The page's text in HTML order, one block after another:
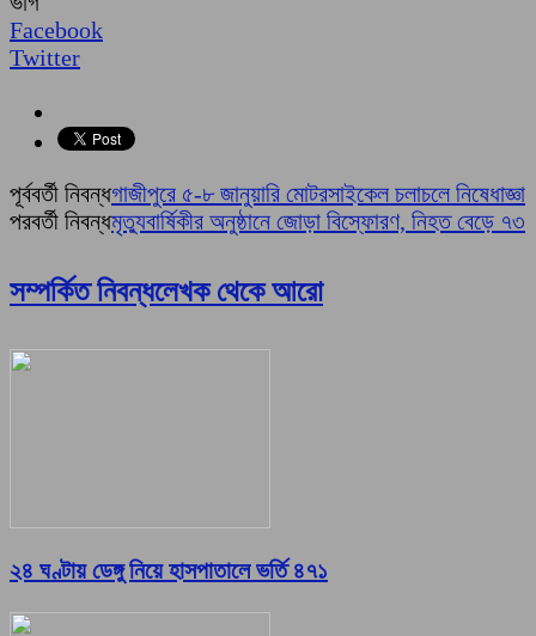
Facebook
Twitter
পূর্ববর্তী নিবন্ধগাজীপুরে ৫-৮ জানুয়ারি মোটরসাইকেল চলাচলে নিষেধাজ্ঞা
পরবর্তী নিবন্ধমৃত্যুবার্ষিকীর অনুষ্ঠানে জোড়া বিস্ফোরণ, নিহত বেড়ে ৭৩
সম্পর্কিত নিবন্ধলেখক থেকে আরো
২৪ ঘণ্টায় ডেঙ্গু নিয়ে হাসপাতালে ভর্তি ৪৭১